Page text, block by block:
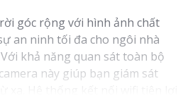
góc rộng với hình ảnh chất
an ninh tối đa cho ngôi nhà
khả năng quan sát toàn bộ
này giúp bạn giám sát